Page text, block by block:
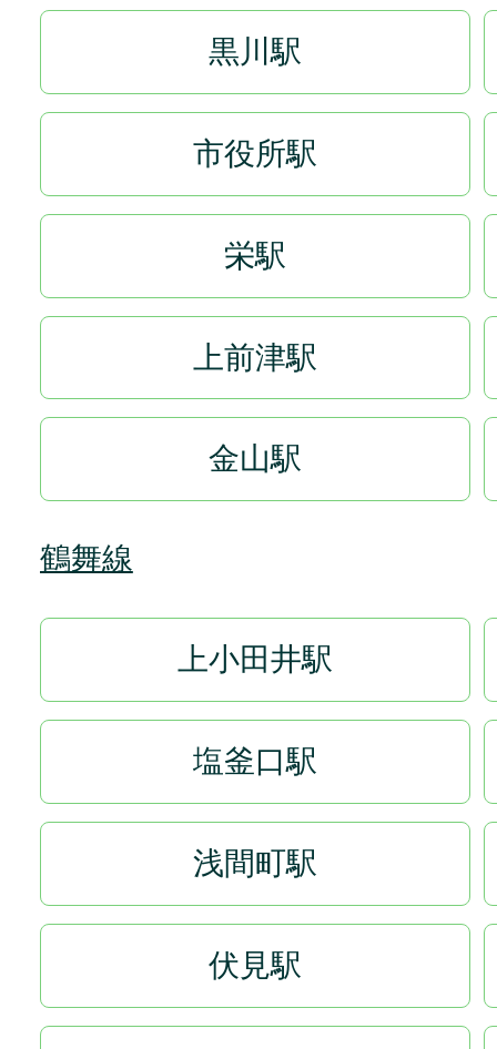
黒川駅
市役所駅
栄駅
上前津駅
金山駅
鶴舞線
上小田井駅
塩釜口駅
浅間町駅
伏見駅